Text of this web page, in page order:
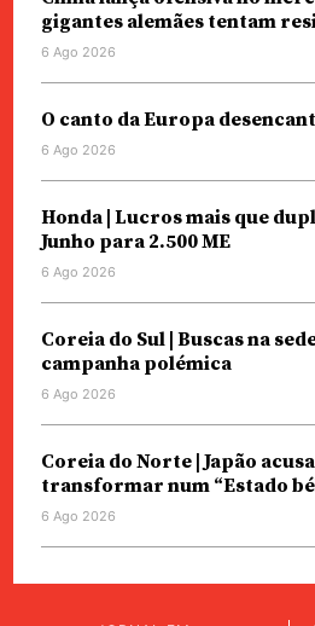
gigantes alemães tentam
6 Ago 2026
O canto da Europa
6 Ago 2026
Honda | Lucros mais que
Junho para 2.500 ME
6 Ago 2026
Coreia do Sul | Buscas na
campanha polémica
6 Ago 2026
Coreia do Norte | Japão
transformar num “Estado
6 Ago 2026